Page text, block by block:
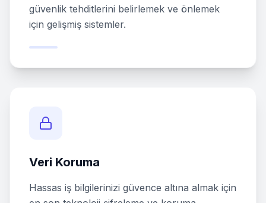
güvenlik tehditlerini belirlemek ve önlemek
için gelişmiş sistemler.
Veri Koruma
Hassas iş bilgilerinizi güvence altına almak için